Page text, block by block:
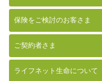
保険をご検討のお客さま
ご契約者さま
ライフネット生命について